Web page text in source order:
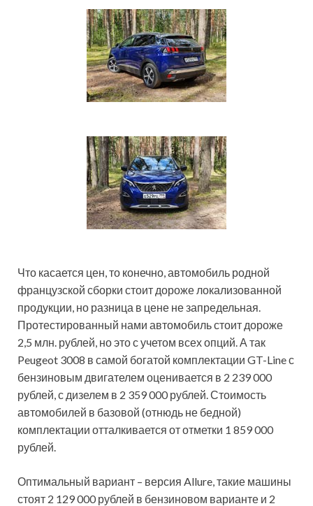
Что касается цен, то конечно, автомобиль родной
французской сборки стоит дороже локализованной
продукции, но разница в цене не запредельная.
Протестированный нами автомобиль стоит дороже
2,5 млн. рублей, но это с учетом всех опций. А так
Peugeot 3008 в самой богатой комплектации GT-Line с
бензиновым двигателем оценивается в 2 239 000
рублей, с дизелем в 2 359 000 рублей. Стоимость
автомобилей в базовой (отнюдь не бедной)
комплектации отталкивается от отметки 1 859 000
рублей.
Оптимальный вариант – версия Allure, такие машины
стоят 2 129 000 рублей в бензиновом варианте и 2